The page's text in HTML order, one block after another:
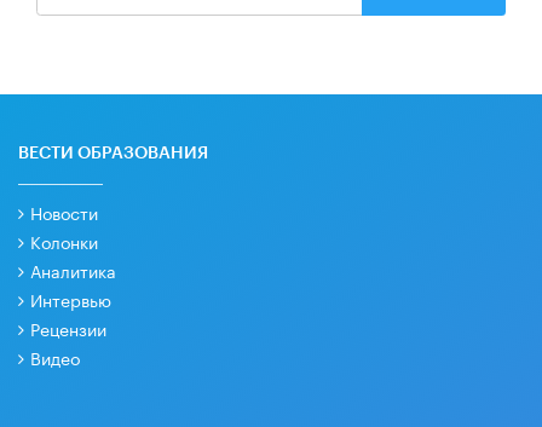
ВЕСТИ ОБРАЗОВАНИЯ
Новости
Колонки
Аналитика
Интервью
Рецензии
Видео